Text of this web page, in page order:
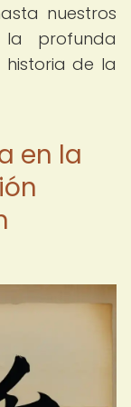
nuestros
profunda
de la
en la